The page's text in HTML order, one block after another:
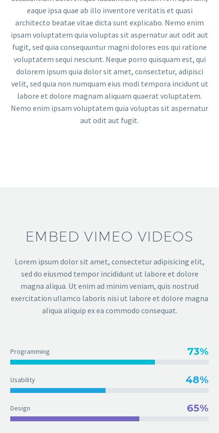
eaque ipsa quae ab illo inventore veritatis et quasi
architecto beatae vitae dicta sunt explicabo. Nemo enim
ipsam voluptatem quia voluptas sit aspernatur aut odit aut
fugit, sed quia consequuntur magni dolores eos qui ratione
voluptatem sequi nesciunt. Neque porro quisquam est, qui
dolorem ipsum quia dolor sit amet, consectetur, adipisci
velit, sed quia non numquam eius modi tempora incidunt ut
labore et dolore magnam aliquam quaerat voluptatem.
Nemo enim ipsam voluptatem quia voluptas sit aspernatur
aut odit aut fugit.
EMBED VIMEO VIDEOS
Lorem ipsum dolor sit amet, consectetur adipisicing elit,
sed do eiusmod tempor incididunt ut labore et dolore
magna aliqua. Ut enim ad minim veniam, quis nostrud
exercitation ullamco laboris nisi ut labore et dolore magna
aliqua aliquip ex ea commodo consequat.
Programming 73%
Usability 48%
Design 65%